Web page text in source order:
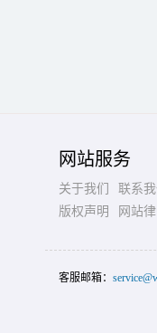
网站服务
关于我们 联系我
版权声明
网站
客服邮箱：